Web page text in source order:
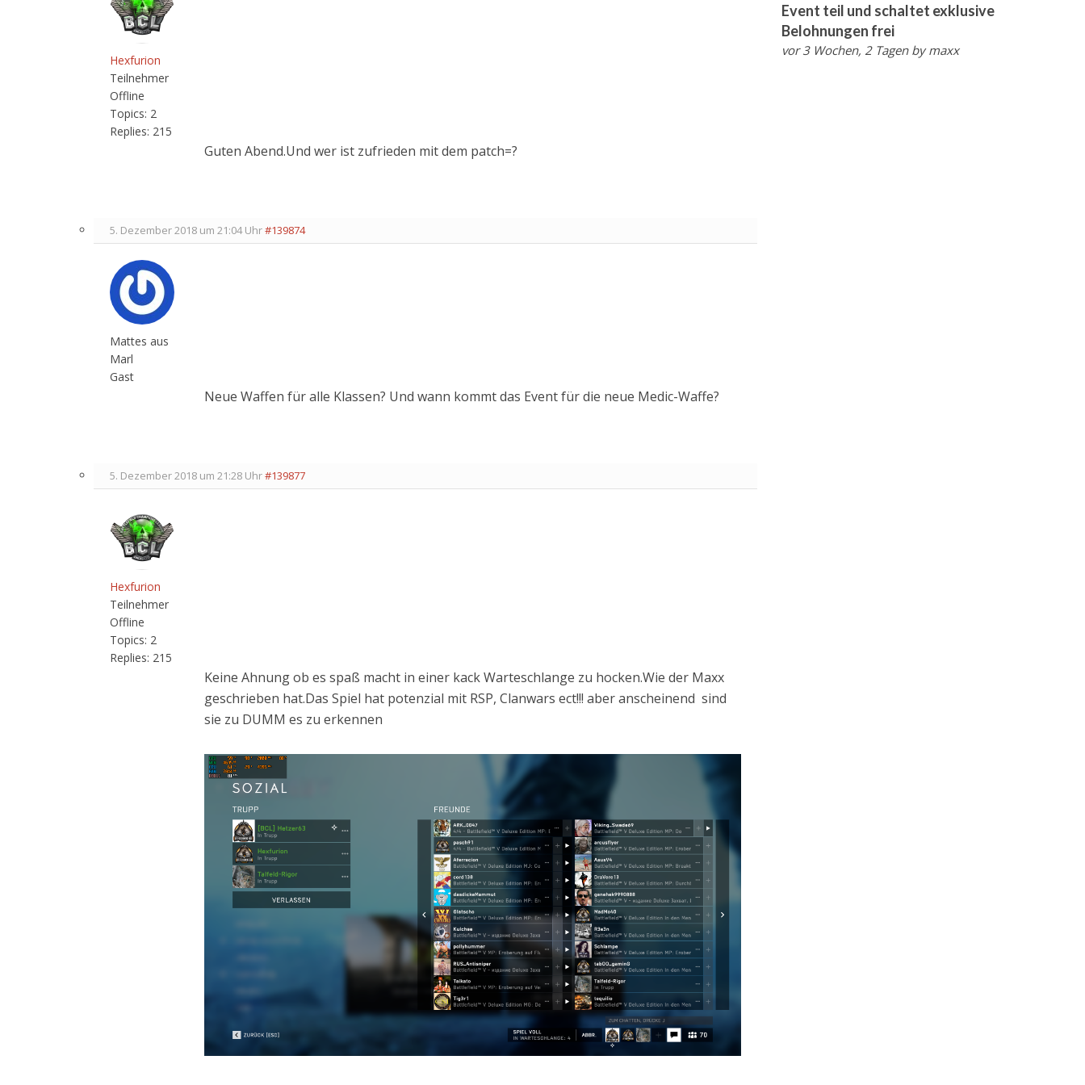
Hexfurion
Teilnehmer
Offline
Topics: 2
Replies: 215
Guten Abend.Und wer ist zufrieden mit dem patch=?
5. Dezember 2018 um 21:04 Uhr#139874
Mattes aus
Marl
Gast
Neue Waffen für alle Klassen? Und wann kommt das Event für die neue Medic-Waffe?
5. Dezember 2018 um 21:28 Uhr#139877
Hexfurion
Teilnehmer
Offline
Topics: 2
Replies: 215
Keine Ahnung ob es spaß macht in einer kack Warteschlange zu hocken.Wie der Maxx
geschrieben hat.Das Spiel hat potenzial mit RSP, Clanwars ect!!! aber anscheinend sind
sie zu DUMM es zu erkennen
Event teil und schaltet exklusive
Belohnungen frei
vor 3 Wochen, 2 Tagen bymaxx